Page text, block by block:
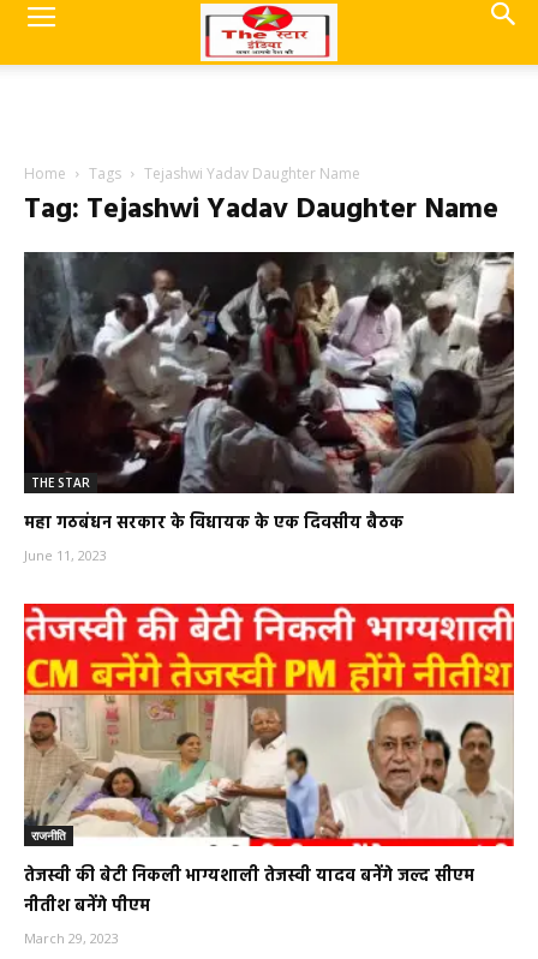
Home Tags Tejashwi Yadav Daughter Name
Tag: Tejashwi Yadav Daughter Name
THE STAR
महा गठबंधन सरकार के विधायक के एक दिवसीय बैठक
June 11, 2023
राजनीति
तेजस्वी की बेटी निकली भाग्यशाली तेजस्वी यादव बनेंगे जल्द सीएम
नीतीश बनेंगे पीएम
March 29, 2023